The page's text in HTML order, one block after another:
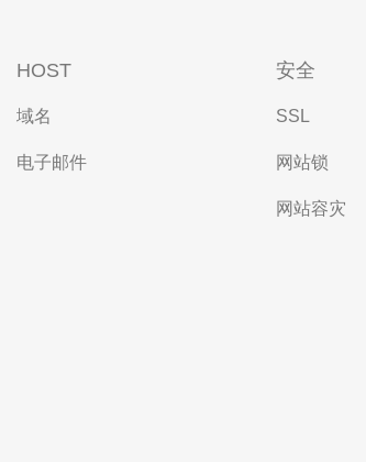
HOST
域名
电子邮件
安全
SSL
网站锁
网站容灾